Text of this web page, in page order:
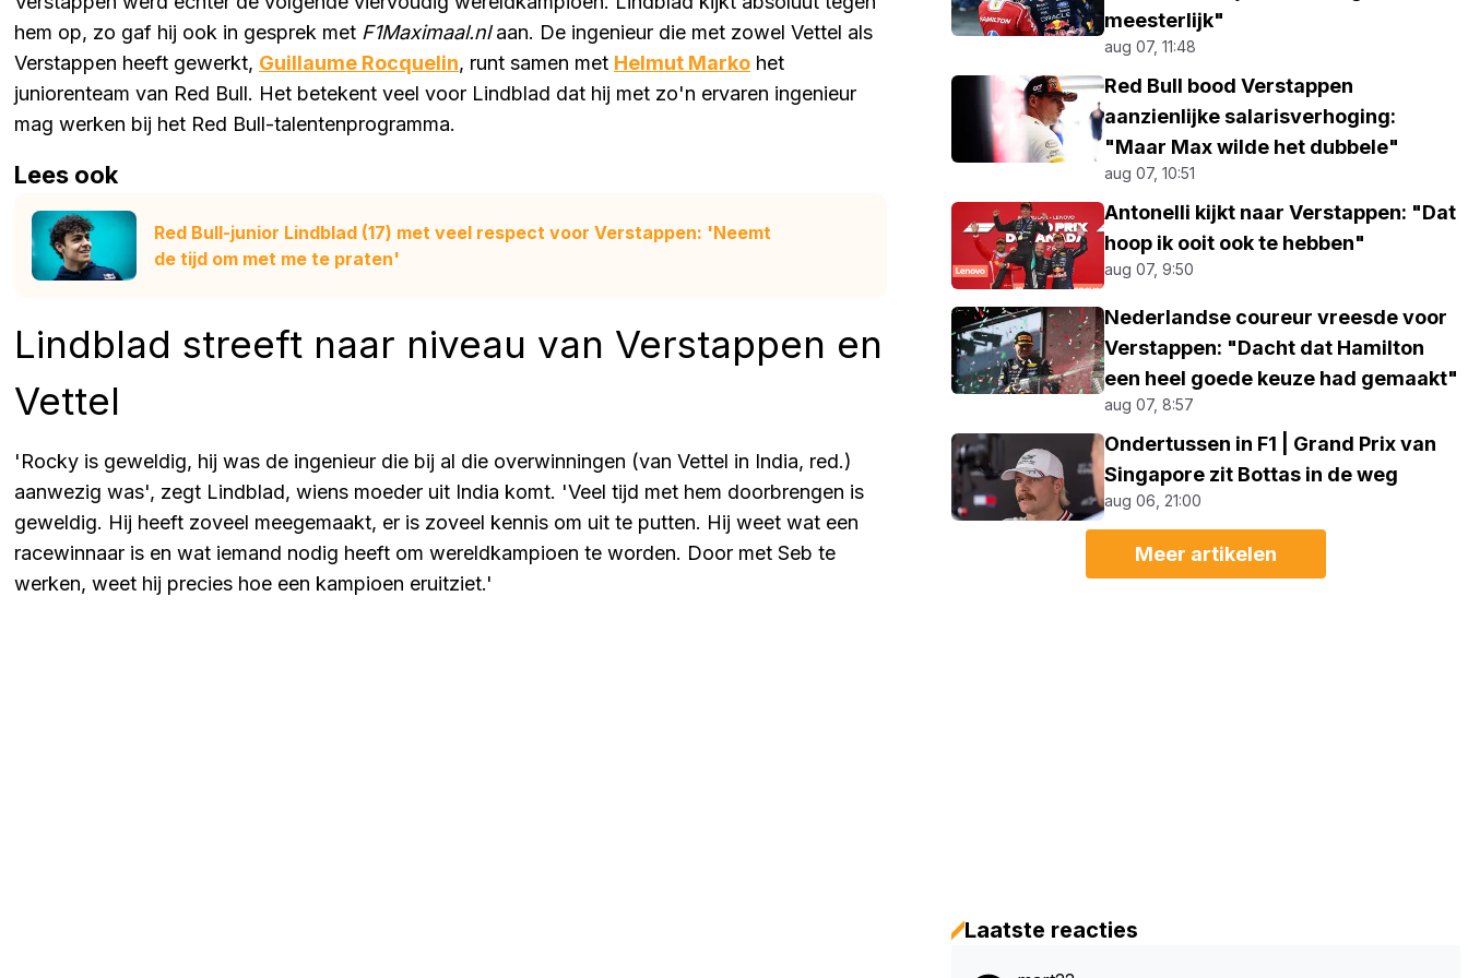
hem op, zo gaf hij ook in gesprek met F1Maximaal.nlaan. De ingenieur die met zowel Vettel als
Verstappen heeft gewerkt, Guillaume Rocquelin, runt samen met Helmut Marko het
juniorenteam van Red Bull. Het betekent veel voor Lindblad dat hij met zo'n ervaren ingenieur
mag werken bij het Red Bull-talentenprogramma.
Lees ook
Red Bull-junior Lindblad (17) met veel respect voor Verstappen: 'Neemt
de tijd om met me te praten'
Lindblad streeft naar niveau van Verstappen en
Vettel
'Rocky is geweldig, hij was de ingenieur die bij al die overwinningen (van Vettel in India, red.)
aanwezig was', zegt Lindblad, wiens moeder uit India komt. 'Veel tijd met hem doorbrengen is
geweldig. Hij heeft zoveel meegemaakt, er is zoveel kennis om uit te putten. Hij weet wat een
racewinnaar is en wat iemand nodig heeft om wereldkampioen te worden. Door met Seb te
werken, weet hij precies hoe een kampioen eruitziet.'
meesterlijk"
aug 07, 11:48
Red Bull bood Verstappen
aanzienlijke salarisverhoging:
"Maar Max wilde het dubbele"
aug 07, 10:51
Antonelli kijkt naar Verstappen: "Dat
hoop ik ooit ook te hebben"
aug 07, 9:50
Nederlandse coureur vreesde voor
Verstappen: "Dacht dat Hamilton
een heel goede keuze had gemaakt"
aug 07, 8:57
Ondertussen in F1 | Grand Prix van
Singapore zit Bottas in de weg
aug 06, 21:00
Meer artikelen
Laatste reacties